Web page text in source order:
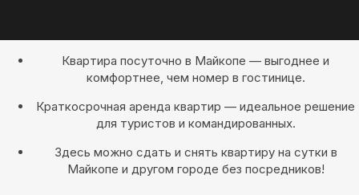
Квартира посуточно в Майкопе — выгоднее и
комфортнее, чем номер в гостинице.
Краткосрочная аренда квартир — идеальное решение
для туристов и командированных.
Здесь можно сдать и снять квартиру на сутки в
Майкопе и другом городе без посредников!